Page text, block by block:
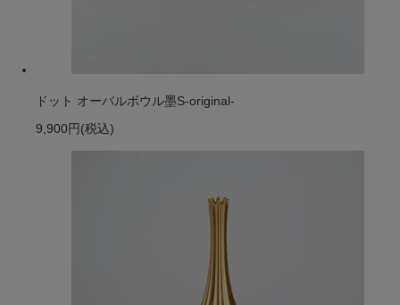
ドット オーバルボウル墨S-original-
9,900円 (税込)